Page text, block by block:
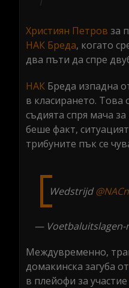
Християн Петров за
НАК Бреда, когато
два пъти да спре
НАК Бреда изпадна
в класирането. Това
съдията спря мача
беше факт,
трибуните пък се
Wedstrijd
— Voetbaluitslagen-
Междувременно,
домакинска загуба от
в плейофи за